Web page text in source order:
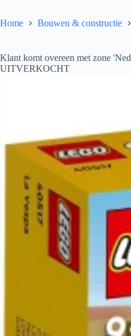
Home Bouwen & constructie
Klant komt overeen met zone
UITVERKOCHT